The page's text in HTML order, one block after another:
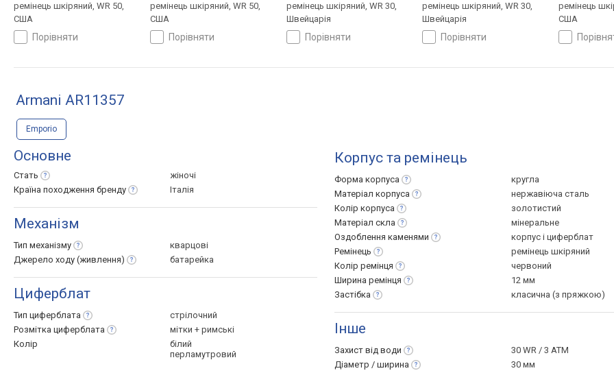
ремінець шкіряний, WR 50,
США
порівняти
ремінець шкіряний, WR 50,
США
порівняти
ремінець шкіряний, WR 30,
Швейцарія
порівняти
ремінець шкіряний, WR 30,
Швейцарія
порівняти
ремінець
США
Armani AR11357
Emporio
Основне
Стать
жіночі
Країна походження бренду Італія
Механізм
Тип механізму
кварцові
Джерело ходу (живлення) батарейка
Циферблат
Тип циферблата
стрілочний
Розмітка циферблата
мітки + римські
Колір
білий
перламутровий
Корпус та ремінець
Форма корпуса
кругла
Матеріал корпуса
нержавіюча сталь
Колір корпуса
золотистий
Матеріал скла
мінеральне
Оздоблення каменями
корпус і циферблат
Ремінець
ремінець шкіряний
Колір ремінця
червоний
Ширина ремінця
12 мм
Застібка
класична (з пряжкою)
Інше
Захист від води
30 WR / 3 ATM
Діаметр / ширина
30 мм